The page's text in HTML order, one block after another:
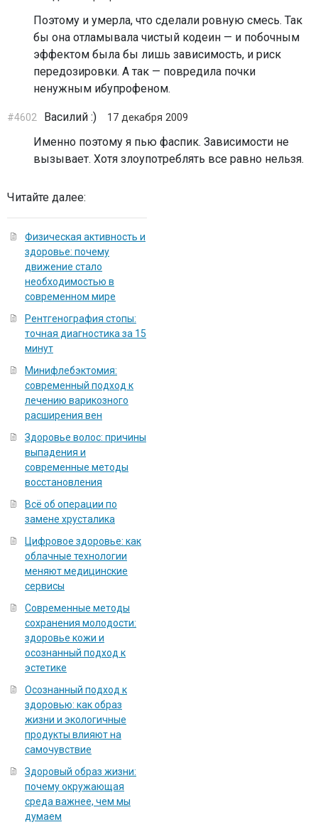
Поэтому и умерла, что сделали ровную смесь. Так
бы она отламывала чистый кодеин — и побочным
эффектом была бы лишь зависимость, и риск
передозировки. А так — повредила почки
ненужным ибупрофеном.
#4602 Василий :) 17 декабря 2009
Именно поэтому я пью фаспик. Зависимости не
вызывает. Хотя злоупотреблять все равно нельзя.
Читайте далее:
Физическая активность и
здоровье: почему
движение стало
необходимостью в
современном мире
Рентгенография стопы:
точная диагностика за 15
минут
Минифлебэктомия:
современный подход к
лечению варикозного
расширения вен
Здоровье волос: причины
выпадения и
современные методы
восстановления
Всё об операции по
замене хрусталика
Цифровое здоровье: как
облачные технологии
меняют медицинские
сервисы
Современные методы
сохранения молодости:
здоровье кожи и
осознанный подход к
эстетике
Осознанный подход к
здоровью: как образ
жизни и экологичные
продукты влияют на
самочувствие
Здоровый образ жизни:
почему окружающая
среда важнее, чем мы
думаем